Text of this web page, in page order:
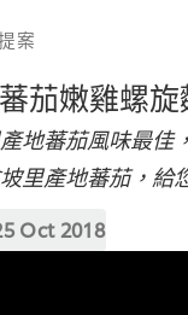
案
茄嫩雞螺旋
地蕃茄風味最佳
里產地蕃茄，給
Oct 2018